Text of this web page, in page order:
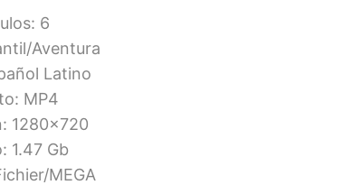
6
Aventura
Latino
MP4
1280×720
1.47 Gb
MEGA